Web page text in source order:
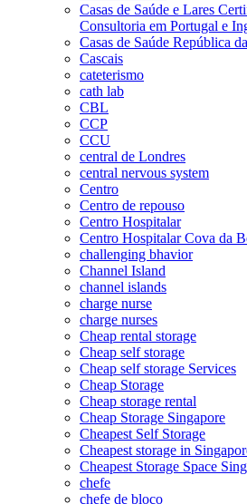
Casas de Saúde e Lares
Consultoria em Portugal e
Casas de Saúde República
Cascais
cateterismo
cath lab
CBL
CCP
CCU
central de Londres
central nervous system
Centro
Centro de repouso
Centro Hospitalar
Centro Hospitalar Cova da
challenging bhavior
Channel Island
channel islands
charge nurse
charge nurses
Cheap rental storage
Cheap self storage
Cheap self storage Services
Cheap Storage
Cheap storage rental
Cheap Storage Singapore
Cheapest Self Storage
Cheapest storage in
Cheapest Storage Space
chefe
chefe de bloco